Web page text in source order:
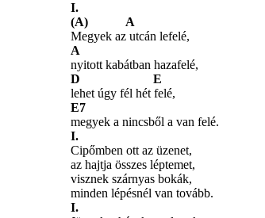
I.
(A) A
Megyek az utcán lefelé,
A
nyitott kabátban hazafelé,
D E
lehet úgy fél hét felé,
E7
megyek a nincsből a van felé.
I.
Cipőmben ott az üzenet,
az hajtja összes léptemet,
visznek szárnyas bokák,
minden lépésnél van tovább.
I.